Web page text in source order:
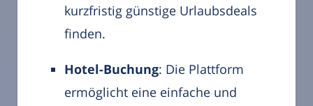
kurzfristig günstige Urlaubsdeals
finden.
Hotel-Buchung: Die Plattform
ermöglicht eine einfache und